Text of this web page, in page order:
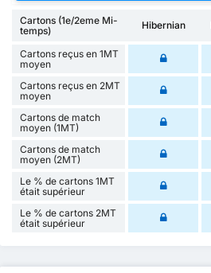
Cartons (1e/2eme Mi-
temps)
Hibernian
Cartons reçus en 1MT
moyen
Cartons reçus en 2MT
moyen
Cartons de match
moyen (1MT)
Cartons de match
moyen (2MT)
Le % de cartons 1MT
était supérieur
Le % de cartons 2MT
était supérieur